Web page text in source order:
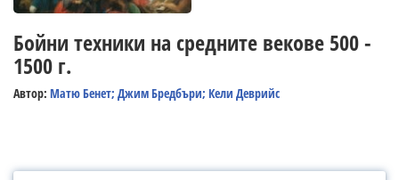
Бойни техники на средните векове 500 -
1500 г.
Автор: Матю Бенет; Джим Бредбъри; Кели Деврийс